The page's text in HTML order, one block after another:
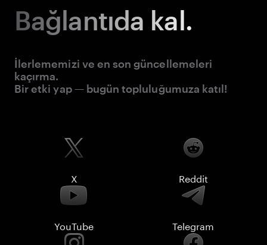
Bağlantıda kal.
İlerlememizi ve en son güncellemeleri
kaçırma.
Bir etki yap — bugün topluluğumuza katıl!
X Reddit
YouTube Telegram